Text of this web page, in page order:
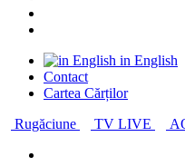
in English
Contact
Cartea Cărților
Rugăciune
TV LIVE